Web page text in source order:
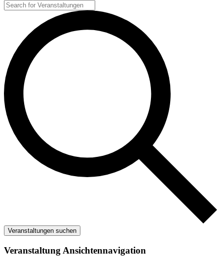
Veranstaltungen suchen
Veranstaltung Ansichtennavigation